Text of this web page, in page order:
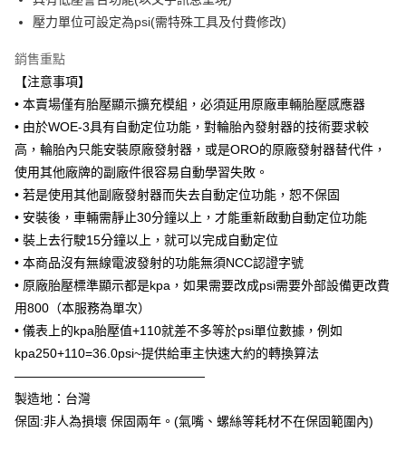
AFTEE先享後付
【關於「AFTEE先享後付」】
AFTEE先享後付是「在收到商品之後才付款」的支付方式。 讓您購物簡單
便利好安心！
１．簡單：不需註冊會員、不需綁卡、不需儲值。
２．便利：只要手機號碼，簡訊認證，即可結帳。
【「AFTEE先享後付」結帳流程】
１．於結帳方式選擇「AFTEE先享後付」後，將跳轉至「AFTEE先享後付」
結帳頁面，進行簡訊認證並確認金額後，即可完成結帳。
２．訂單成立數日內，您將收到繳費通知簡訊。
３．收到繳費通知簡訊後14天內，點擊此簡訊中的連結，可透過四大超商／
ATM／網路銀行／等多元方式進行付款，方視為交易完成。
※ 請注意：結帳手續完成當下不需立刻繳費，但若您需要取消訂單，請聯絡
購買商品的店家。未經商家同意取消之訂單仍視為有效，需透過AFTEE先享
後付繳納相關費用。
是否繳費成功／繳費後需取消欲退款等相關疑問，請聯繫「AFTEE先享後付
客戶支援中心」https://netprotections.freshdesk.com/support/home
１．透過由恩沛科技股份有限公司提供之「AFTEE先享後付」服務完成之交
易，需依本服務之必要範圍內提供個人資料，並將交易相關給付款項請求債
全家取貨付款
每筆NT$60，滿NT$800(含以上)免運費
萊爾富取貨付款
每筆NT$60，滿NT$800(含以上)免運費
7-11取貨付款
每筆NT$60，滿NT$800(含以上)免運費
每筆NT$60，滿NT$800(含以上)免運費
壓力單位可設定為psi(需特殊工具及付費修改)
銷售重點
【注意事項】
• 本賣場僅有胎壓顯示擴充模組，必須延用原廠車輛胎壓感應器
• 由於WOE-3具有自動定位功能，對輪胎內發射器的技術要求較
高，輪胎內只能安裝原廠發射器，或是ORO的原廠發射器替代件，
使用其他廠牌的副廠件很容易自動學習失敗。
• 若是使用其他副廠發射器而失去自動定位功能，恕不保固
• 安裝後，車輛需靜止30分鐘以上，才能重新啟動自動定位功能
• 裝上去行駛15分鐘以上，就可以完成自動定位
• 本商品沒有無線電波發射的功能無須NCC認證字號
• 原廠胎壓標準顯示都是kpa，如果需要改成psi需要外部設備更改費
用800（本服務為單次）
• 儀表上的kpa胎壓值+110就差不多等於psi單位數據，例如
kpa250+110=36.0psi~提供給車主快速大約的轉換算法
———————————————
製造地：台灣
保固:非人為損壞 保固兩年。(氣嘴、螺絲等耗材不在保固範圍內)